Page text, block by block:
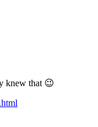
knew that 😉